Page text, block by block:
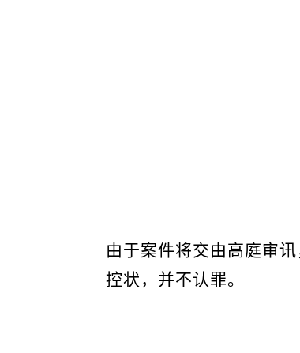
由于案件将交由高庭审
控状，并不认罪。